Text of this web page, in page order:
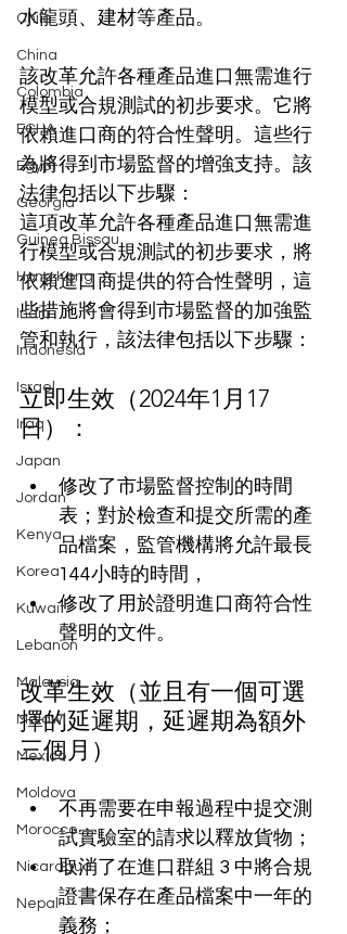
Chile
China
Colombia
ECHA
Egypt
Georgia
Guinea Bissau
Hong Kong
India
Indonesia
Israel
Iraq
Japan
Jordan
Kenya
Korea
Kuwait
Lebanon
Malaysia
Malawi
Mexico
Moldova
Morocco
Nicaragua
Nepal
水龍頭、建材等產品。
該改革允許各種產品進口無需進行
模型或合規測試的初步要求。它將
依賴進口商的符合性聲明。這些行
為將得到市場監督的增強支持。該
法律包括以下步驟：
這項改革允許各種產品進口無需進
行模型或合規測試的初步要求，將
依賴進口商提供的符合性聲明，這
些措施將會得到市場監督的加強監
管和執行，該法律包括以下步驟：
立即生效（2024年1月17
日）：
修改了市場監督控制的時間
表；對於檢查和提交所需的產
品檔案，監管機構將允許最長
144小時的時間，
修改了用於證明進口商符合性
聲明的文件。
改革生效（並且有一個可選
擇的延遲期，延遲期為額外
三個月）
不再需要在申報過程中提交測
試實驗室的請求以釋放貨物；
取消了在進口群組 3 中將合規
證書保存在產品檔案中一年的
義務；